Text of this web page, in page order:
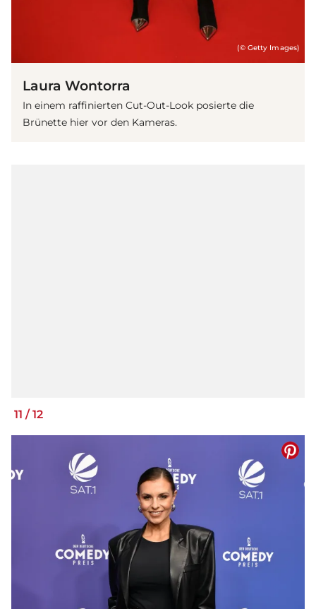
(© Getty Images)
Laura Wontorra
In einem raffinierten Cut-Out-Look posierte die
Brünette hier vor den Kameras.
11 /12